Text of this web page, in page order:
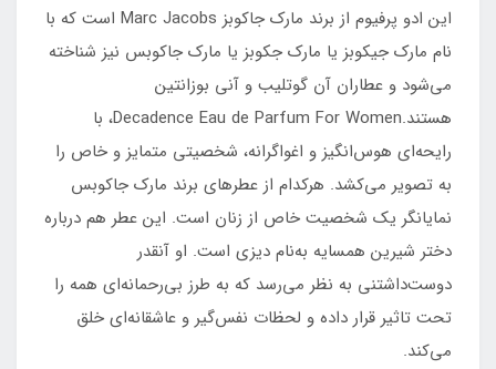
این ادو پرفیوم از برند مارک جاکوبز Marc Jacobs است که با
نام مارک جیکوبز یا مارک جکوبز یا مارک جاکوبس نیز شناخته
می‌شود و عطاران آن گوتلیب و آنی بوزانتین
هستند.Decadence Eau de Parfum For Women، با
رایحه‌ای هوس‌انگیز و اغواگرانه، شخصیتی متمایز و خاص را
به تصویر می‌کشد. هرکدام از عطرهای برند مارک جاکوبس
نمایانگر یک شخصیت خاص از زنان است. این عطر هم درباره
دختر شیرین همسایه به‌نام دیزی است. او آنقدر
دوست‌داشتنی به نظر می‌رسد که به طرز بی‌رحمانه‌ای همه را
تحت تاثیر قرار داده و لحظات نفس‌گیر و عاشقانه‌ای خلق
می‌کند.